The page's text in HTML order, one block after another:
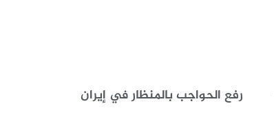
رفع الحواجب بالمنظار في إيران